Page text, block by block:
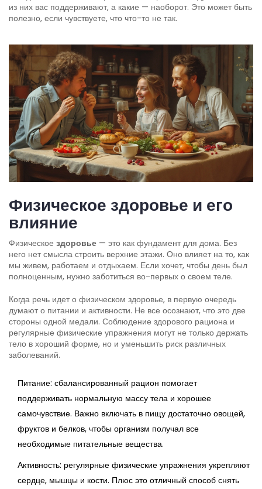
из них вас поддерживают, а какие — наоборот. Это может быть
полезно, если чувствуете, что что-то не так.
Физическое здоровье и его
влияние
Физическое здоровье — это как фундамент для дома. Без
него нет смысла строить верхние этажи. Оно влияет на то, как
мы живем, работаем и отдыхаем. Если хочет, чтобы день был
полноценным, нужно заботиться во-первых о своем теле.
Когда речь идет о физическом здоровье, в первую очередь
думают о питании и активности. Не все осознают, что это две
стороны одной медали. Соблюдение здорового рациона и
регулярные физические упражнения могут не только держать
тело в хороший форме, но и уменьшить риск различных
заболеваний.
Питание: сбалансированный рацион помогает
поддерживать нормальную массу тела и хорошее
самочувствие. Важно включать в пищу достаточно овощей,
фруктов и белков, чтобы организм получал все
необходимые питательные вещества.
Активность: регулярные физические упражнения укрепляют
сердце, мышцы и кости. Плюс это отличный способ снять